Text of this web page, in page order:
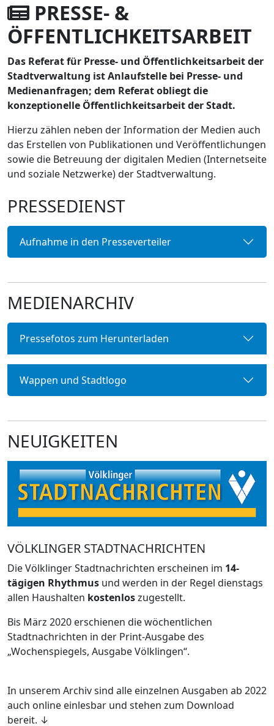
PRESSE- &
ÖFFENTLICHKEITSARBEIT
Das Referat für Presse- und Öffentlichkeitsarbeit der
Stadtverwaltung ist Anlaufstelle bei Presse- und
Medienanfragen; dem Referat obliegt die
konzeptionelle Öffentlichkeitsarbeit der Stadt.
Hierzu zählen neben der Information der Medien auch
das Erstellen von Publikationen und Veröffentlichungen
sowie die Betreuung der digitalen Medien (Internetseite
und soziale Netzwerke) der Stadtverwaltung.
PRESSEDIENST
Aufnahme in den Presseverteiler
MEDIENARCHIV
Pressefotos zum Herunterladen
Wappen und Stadtlogo
NEUIGKEITEN
VÖLKLINGER STADTNACHRICHTEN
Die Völklinger Stadtnachrichten erscheinen im 14-
tägigen Rhythmus und werden in der Regel dienstags
allen Haushalten kostenloszugestellt.
Bis März 2020 erschienen die wöchentlichen
Stadtnachrichten in der Print-Ausgabe des
„Wochenspiegels, Ausgabe Völklingen“.
In unserem Archiv sind alle einzelnen Ausgaben ab 2022
auch online einlesbar und stehen zum Download
bereit. ↓